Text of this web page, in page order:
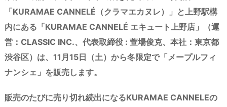
a
d
s
o
d
o
n
s
k
y
bl
r
o
ar
d
dr
o
p.
io
「KURAMAE CANNELÉ（クラマエカヌレ）」と上野駅構
内にある「KURAMAE CANNELÉ エキュート上野店」（運
営：CLASSIC INC.、代表取締役 : 萱場俊克、本社：東京都
渋谷区）は、11月15日（土）から冬限定で「メープルフィ
ナンシェ」を販売します。
販売のたびに売り切れ続出になるKURAMAE CANNELEの